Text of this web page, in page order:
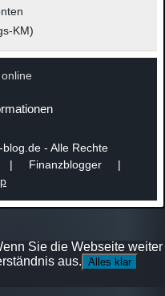
KM)
- Alle Rechte
| Finanzblogger |
Sie die Webseite weiter
aus. Alles klar